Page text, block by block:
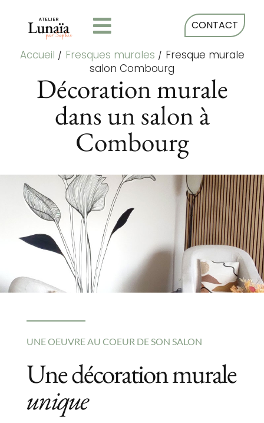
CONTACT
Accueil / Fresques murales / Fresque murale
salon Combourg
Décoration murale
dans un salon à
Combourg
UNE OEUVRE AU COEUR DE SON SALON
Une décoration murale
unique